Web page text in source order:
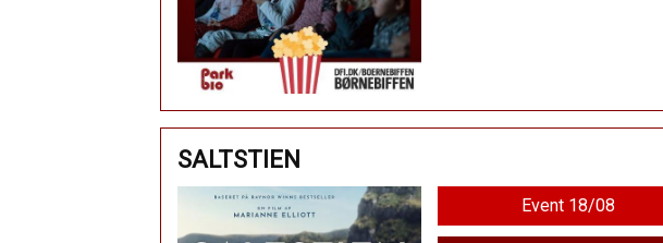
SALTSTIEN
Event 18/08